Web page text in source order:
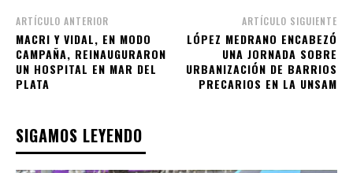
ARTÍCULO ANTERIOR
MACRI Y VIDAL, EN MODO
CAMPAÑA, REINAUGURARON
UN HOSPITAL EN MAR DEL
PLATA
ARTÍCULO SIGUIENTE
LÓPEZ MEDRANO ENCABEZÓ
UNA JORNADA SOBRE
URBANIZACIÓN DE BARRIOS
PRECARIOS EN LA UNSAM
SIGAMOS LEYENDO